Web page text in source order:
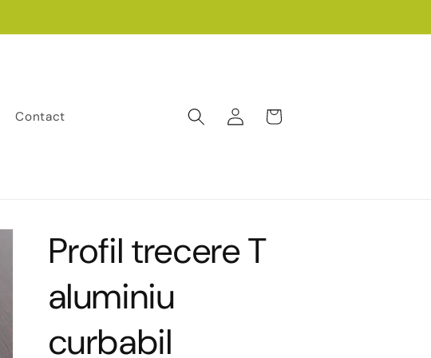
Contact
Conectați-
vă
Coș
Profil trecere T
aluminiu
curbabil